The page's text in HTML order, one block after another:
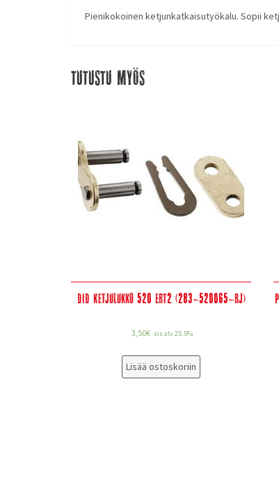
Pienikokoinen ketjunkatkaisutyökalu. Sopii
Tutustu myös
DID Ketjulukko 520 ERT2 (283-520065-RJ)
3,50€ sis alv 25.5%
Lisää ostoskoriin